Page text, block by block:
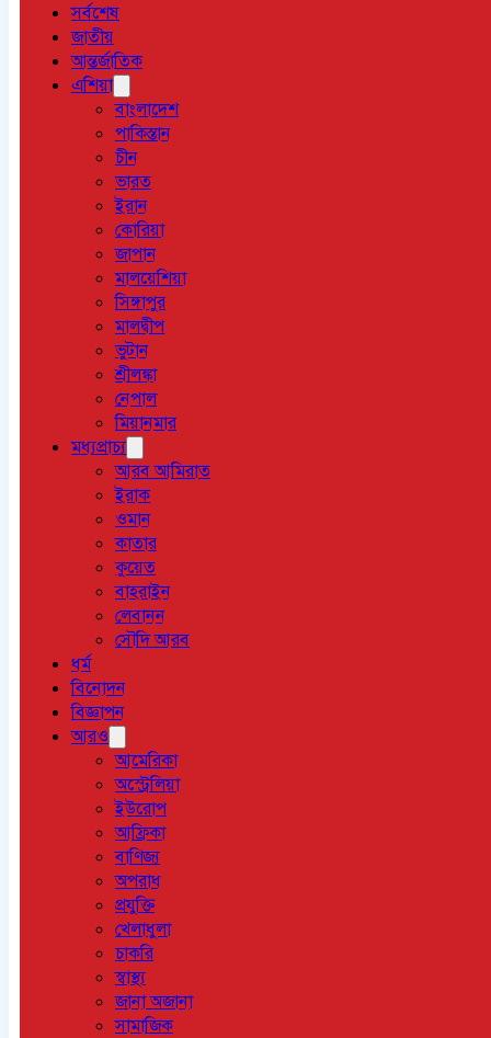
সর্বশেষ
জাতীয়
আন্তর্জাতিক
এশিয়া
বাংলাদেশ
পাকিস্তান
চীন
ভারত
ইরান
কোরিয়া
জাপান
মালয়েশিয়া
সিঙ্গাপুর
মালদ্বীপ
ভুটান
শ্রীলঙ্কা
নেপাল
মিয়ানমার
মধ্যপ্রাচ্য
আরব আমিরাত
ইরাক
ওমান
কাতার
কুয়েত
বাহরাইন
লেবানন
সৌদি আরব
ধর্ম
বিনোদন
বিজ্ঞাপন
আরও
আমেরিকা
অস্ট্রেলিয়া
ইউরোপ
আফ্রিকা
বাণিজ্য
অপরাধ
প্রযুক্তি
খেলাধুলা
চাকরি
স্বাস্থ্য
জানা অজানা
সামাজিক